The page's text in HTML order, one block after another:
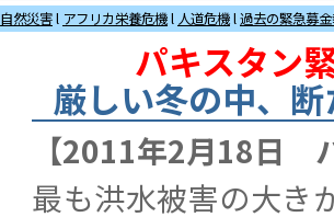
自然災害l アフリカ栄養危機l 人道危機l過去の緊急募
パキスタン
厳しい冬の中、
【2011年2月18日
最も洪水被害の大き